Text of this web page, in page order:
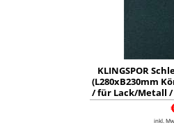
KLINGSPOR
(L280xB230mm
/ für Lack/Metall
Stück) -
inkl.